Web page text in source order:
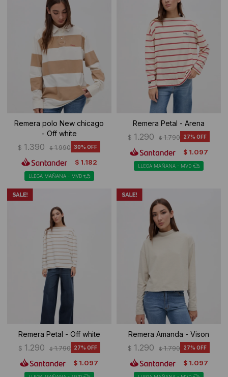
Remera polo New chicago
- Off white
$ 1.390 $ 1.990 30
$ 1.182
LLEGA MAÑANA - MVD
Remera Petal - Arena
$ 1.290 $ 1.790 27
$ 1.097
LLEGA MAÑANA - MVD
Remera Petal - Off white
$ 1.290 $ 1.790 27
$ 1.097
Remera Amanda - Vison
$ 1.290 $ 1.790 27
$ 1.097